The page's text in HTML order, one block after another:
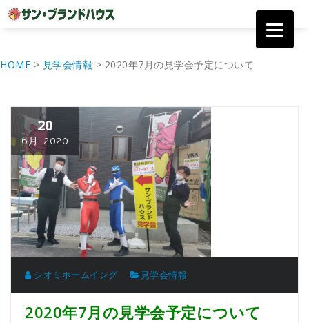
テ
HOME > 見学会情報 > 2020年7月の見学会予定について
20
6月, 2020
シオミホームイング 見学会情報
2020年7月の見学会予定について